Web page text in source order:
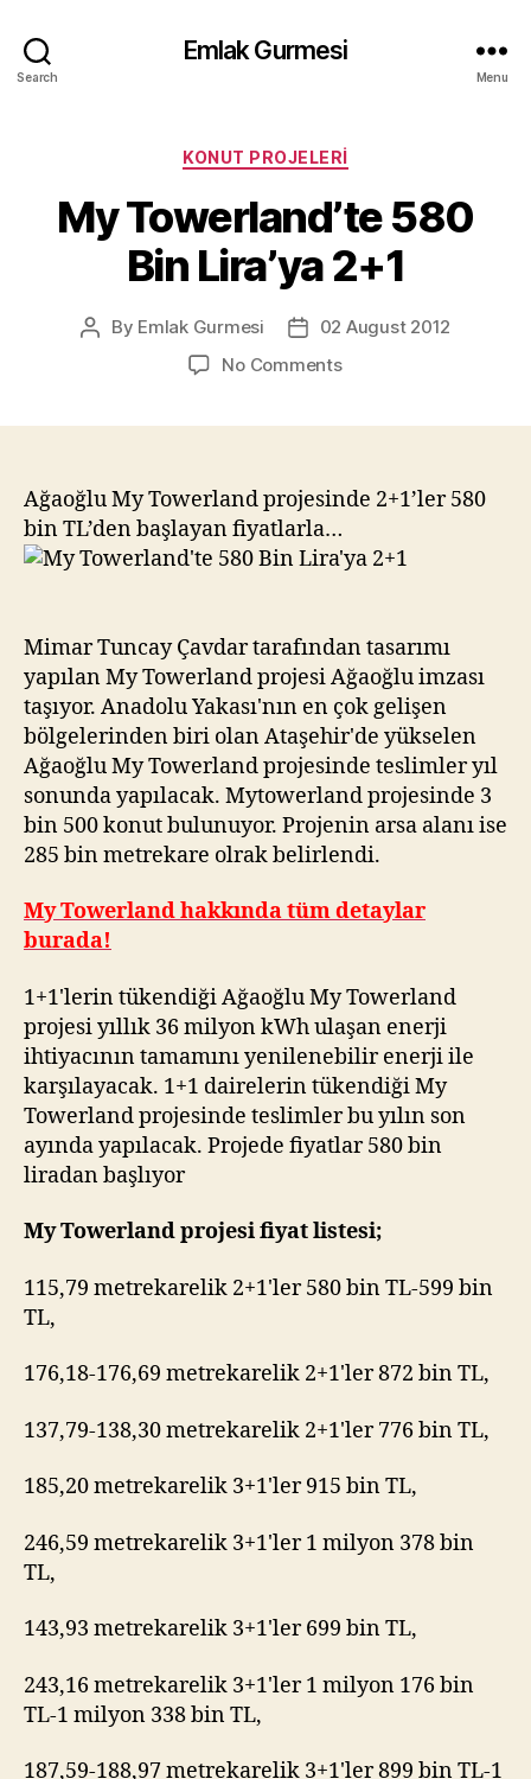
Search
Emlak Gurmesi
Menu
Categories
KONUT PROJELERI
My Towerland’te 580
Bin Lira’ya 2+1
Post
By Emlak Gurmesi
Post02 August 2012
No Commentson
Lira’ya
Ağaoğlu My Towerland projesinde 2+1’ler 580
bin TL’den başlayan fiyatlarla…
Mimar Tuncay Çavdar tarafından tasarımı
yapılan My Towerland projesi Ağaoğlu imzası
taşıyor. Anadolu Yakası'nın en çok gelişen
bölgelerinden biri olan Ataşehir'de yükselen
Ağaoğlu My Towerland projesinde teslimler yıl
sonunda yapılacak. Mytowerland projesinde 3
bin 500 konut bulunuyor. Projenin arsa alanı ise
285 bin metrekare olrak belirlendi.
My Towerland hakkında tüm detaylar
burada!
1+1'lerin tükendiği Ağaoğlu My Towerland
projesi yıllık 36 milyon kWh ulaşan enerji
ihtiyacının tamamını yenilenebilir enerji ile
karşılayacak. 1+1 dairelerin tükendiği My
Towerland projesinde teslimler bu yılın son
ayında yapılacak. Projede fiyatlar 580 bin
liradan başlıyor
My Towerland projesi fiyat listesi;
115,79 metrekarelik 2+1'ler 580 bin TL-599 bin
TL,
176,18-176,69 metrekarelik 2+1'ler 872 bin TL,
137,79-138,30 metrekarelik 2+1'ler 776 bin TL,
185,20 metrekarelik 3+1'ler 915 bin TL,
246,59 metrekarelik 3+1'ler 1 milyon 378 bin
TL,
143,93 metrekarelik 3+1'ler 699 bin TL,
243,16 metrekarelik 3+1'ler 1 milyon 176 bin
TL-1 milyon 338 bin TL,
187,59-188,97 metrekarelik 3+1'ler 899 bin TL-1